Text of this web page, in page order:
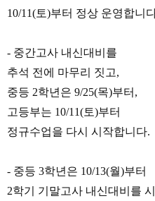
10/11(토)부터 정상 운영합니
- 중간고사 내신대비를
추석 전에 마무리 짓고,
중등 2학년은 9/25(목)부터 ,
고등부는 10/11(토)부터
정규수업을 다시 시작합니다.
- 중등 3학년은 10/13(월)부터
2학기 기말고사 내신대비를